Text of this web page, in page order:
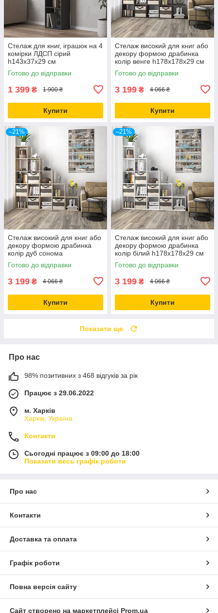
Стелаж для книг, іграшок на 4
комірки ЛДСП сірий
h143х37х29 см
Готово до відправки
1 399 ₴ 1 900 ₴
Купити
Стелаж високий для книг або
декору формою драбинка
колір венге h178х178х29 см
Готово до відправки
3 199 ₴ 4 066 ₴
Купити
–21%
Стелаж високий для книг або
декору формою драбинка
колір дуб сонома
h178х178х29 см
Готово до відправки
3 199 ₴ 4 066 ₴
Купити
–21%
Стелаж високий для книг або
декору формою драбинка
колір білий h178х178х29 см
Готово до відправки
3 199 ₴ 4 066 ₴
Купити
Показати ще
Про нас
98% позитивних з 468 відгуків за рік
Працює з 29.06.2022
м. Харків
Харків, Україна
Контакти
Сьогодні працює з 09:00 до 18:00
Показати весь графік роботи
Про нас
Контакти
Доставка та оплата
Графік роботи
Повна версія сайту
Сайт створено на маркетплейсі Prom.ua